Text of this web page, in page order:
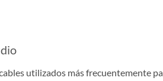
utilizados más frecuentemente